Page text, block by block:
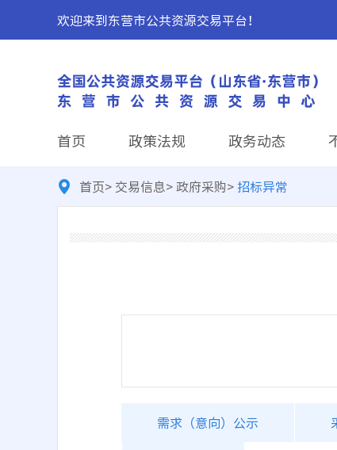
欢迎来到东营市公共资源交易平台！
首页 政策法规 政务动态
首页> 交易信息>政府采购>招标异常
需求（意向）公示